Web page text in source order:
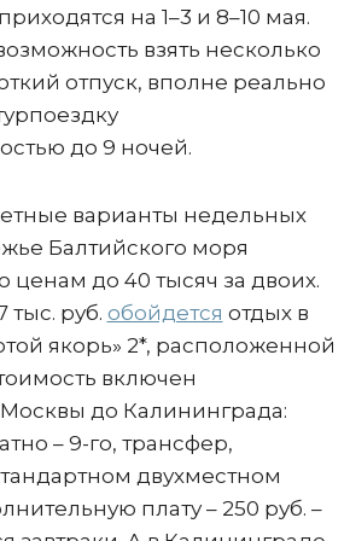
на 1–3 и 8–10 мая.
взять несколько
отпуск, вполне реально
до 9 ночей.
варианты недельных
Балтийского моря
ценам до 40 тысяч за двоих.
тыс. руб. обойдется отдых в
якорь» 2*, расположенной
включен
до Калининграда:
– 9-го, трансфер,
двухместном
плату – 250 руб. –